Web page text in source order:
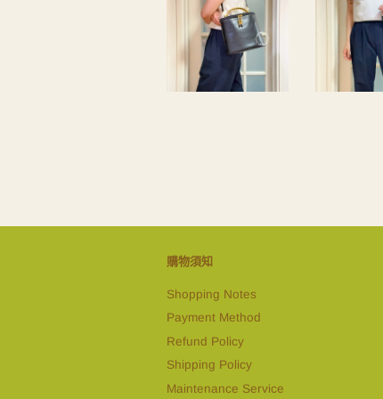
購物須知
Shopping Notes
Payment Method
Refund Policy
Shipping Policy
Maintenance Service